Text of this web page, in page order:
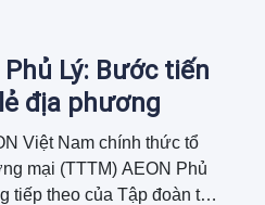
Lý: Bước tiến
địa phương
Việt Nam chính thức tổ
mại (TTTM) AEON Phủ
tiếp theo của Tập đoàn tại